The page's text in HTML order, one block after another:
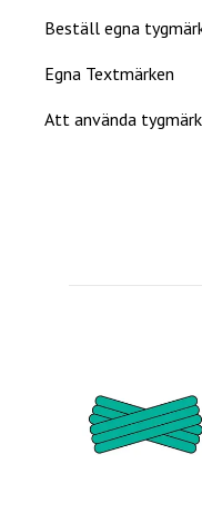
Beställ egna
Egna Textmärken
Att använda